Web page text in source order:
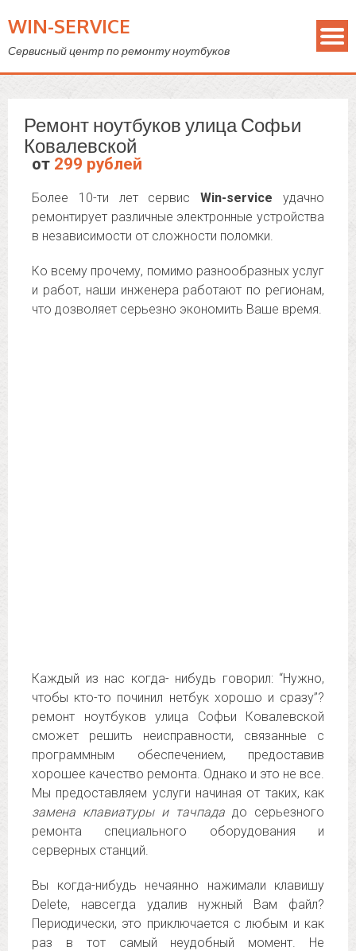
WIN-SERVICE
Сервисный центр по ремонту ноутбуков
Ремонт ноутбуков улица Софьи
Ковалевской
от 299 рублей
Более 10-ти лет сервисWin-service удачно
ремонтирует различные электронные устройства
в независимости от сложности поломки.
Ко всему прочему, помимо разнообразных услуг
и работ, наши инженера работают по регионам,
что дозволяет серьезно экономить Ваше время.
Каждый из нас когда- нибудь говорил: “Нужно,
чтобы кто-то починил нетбук хорошо и сразу”?
ремонт ноутбуков улица Софьи Ковалевской
сможет решить неисправности, связанные с
программным обеспечением, предоставив
хорошее качество ремонта. Однако и это не все.
Мы предоставляем услуги начиная от таких, как
замена клавиатуры и тачпада до серьезного
ремонта специального оборудования и
серверных станций.
Вы когда-нибудь нечаянно нажимали клавишу
Delete, навсегда удалив нужный Вам файл?
Периодически, это приключается с любым и как
раз в тот самый неудобный момент. Не